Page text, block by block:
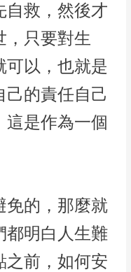
自救，然後才
，只要對生
可以，也就是
己的責任自己
這是作為一個
免的，那麼就
都明白人生難
之前，如何安